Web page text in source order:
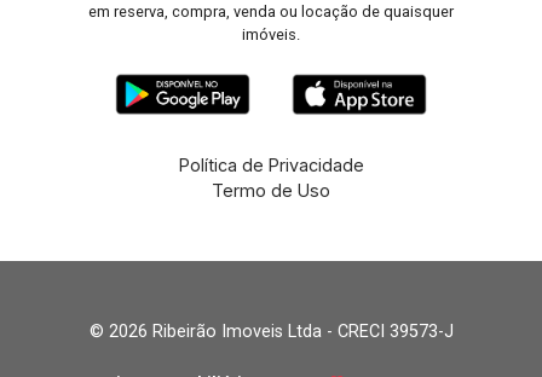
em reserva, compra, venda ou locação de quaisquer
imóveis.
Política de Privacidade
Termo de Uso
© 2026 Ribeirão Imoveis Ltda - CRECI 39573-J